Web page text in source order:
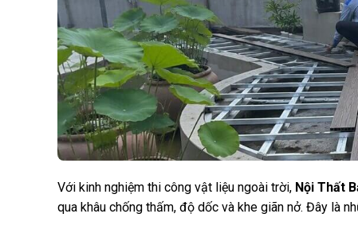
Với kinh nghiệm thi công vật liệu ngoài trời, Nội Thất
qua khâu chống thấm, độ dốc và khe giãn nở. Đây là